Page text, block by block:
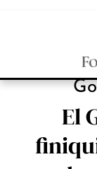
El